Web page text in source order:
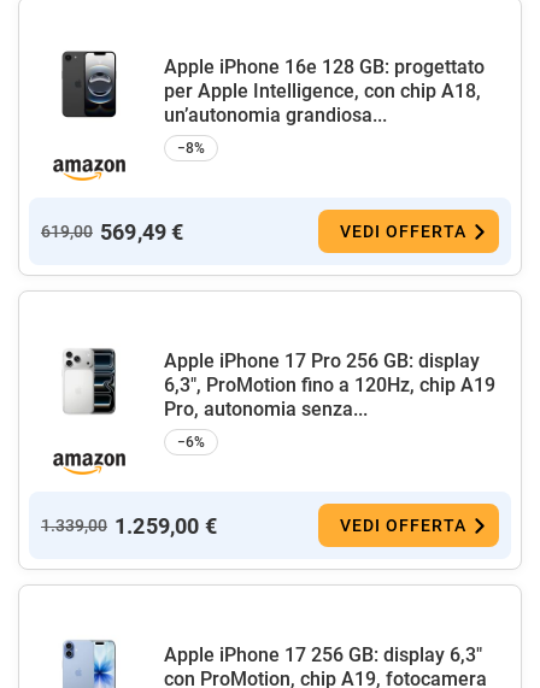
Apple iPhone 16e 128 GB: progettato
per Apple Intelligence, con chip A18,
un’autonomia grandiosa...
−8%
619,00 569,49 € VEDI OFFERTA
Apple iPhone 17 Pro 256 GB: display
6,3", ProMotion fino a 120Hz, chip A19
Pro, autonomia senza...
−6%
1.339,00 1.259,00 € VEDI OFFERTA
Apple iPhone 17 256 GB: display 6,3"
con ProMotion, chip A19, fotocamera